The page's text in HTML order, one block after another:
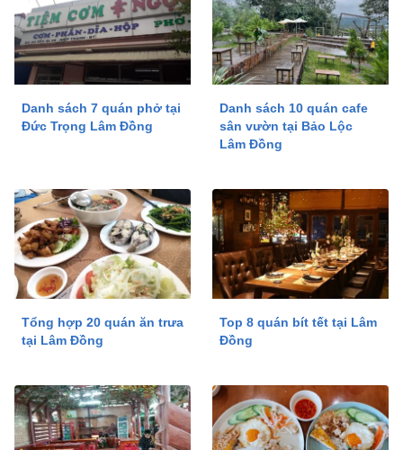
Danh sách 7 quán phở tại
Đức Trọng Lâm Đồng
Danh sách 10 quán cafe
sân vườn tại Bảo Lộc
Lâm Đồng
Tổng hợp 20 quán ăn trưa
tại Lâm Đồng
Top 8 quán bít tết tại Lâm
Đồng